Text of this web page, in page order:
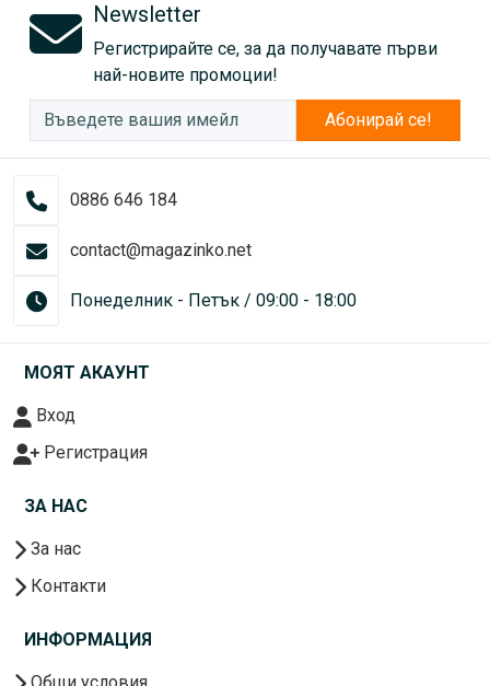
Newsletter
Регистрирайте се, за да получавате първи
най-новите промоции!
Абонирай се!
0886 646 184
contact@magazinko.net
Понеделник - Петък / 09:00 - 18:00
МОЯТ АКАУНТ
Вход
Регистрация
ЗА НАС
За нас
Контакти
ИНФОРМАЦИЯ